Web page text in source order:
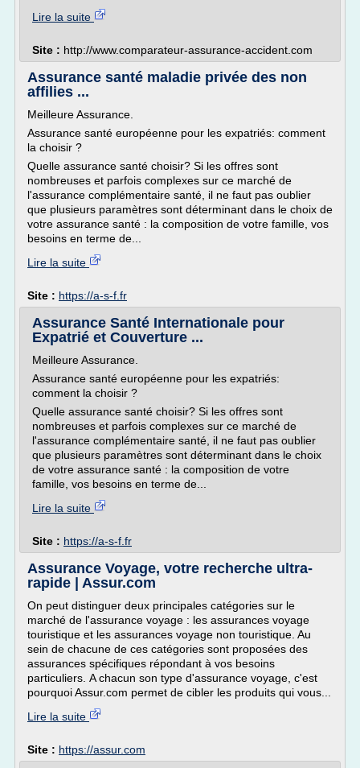
Lire la suite
Site : http://www.comparateur-assurance-accident.com
Assurance santé maladie privée des non
affilies ...
Meilleure Assurance.
Assurance santé européenne pour les expatriés: comment
la choisir ?
Quelle assurance santé choisir? Si les offres sont
nombreuses et parfois complexes sur ce marché de
l'assurance complémentaire santé, il ne faut pas oublier
que plusieurs paramètres sont déterminant dans le choix de
votre assurance santé : la composition de votre famille, vos
besoins en terme de...
Lire la suite
Site : https://a-s-f.fr
Assurance Santé Internationale pour
Expatrié et Couverture ...
Meilleure Assurance.
Assurance santé européenne pour les expatriés:
comment la choisir ?
Quelle assurance santé choisir? Si les offres sont
nombreuses et parfois complexes sur ce marché de
l'assurance complémentaire santé, il ne faut pas oublier
que plusieurs paramètres sont déterminant dans le choix
de votre assurance santé : la composition de votre
famille, vos besoins en terme de...
Lire la suite
Site : https://a-s-f.fr
Assurance Voyage, votre recherche ultra-
rapide | Assur.com
On peut distinguer deux principales catégories sur le
marché de l'assurance voyage : les assurances voyage
touristique et les assurances voyage non touristique. Au
sein de chacune de ces catégories sont proposées des
assurances spécifiques répondant à vos besoins
particuliers. A chacun son type d'assurance voyage, c'est
pourquoi Assur.com permet de cibler les produits qui vous...
Lire la suite
Site : https://assur.com